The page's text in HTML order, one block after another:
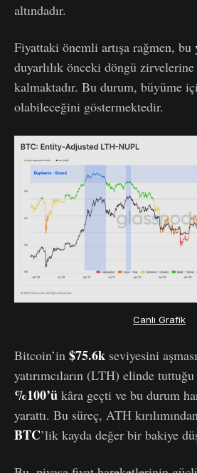
altındadır.
Fiyattaki önemli artışa rağmen, bu
duyarlılık önceki döngü
kalmaktadır. Bu durum, büyüme
olabileceğini göstermektedir.
Canlı Grafik
Bitcoin’in $75.6k seviyesini
yatırımcıların (LTH) elinde tuttuğu
%100’ü kâra geçti ve bu durum
yarattı. Bu süreç, ATH
BTC’lik kayda değer bir bakiye